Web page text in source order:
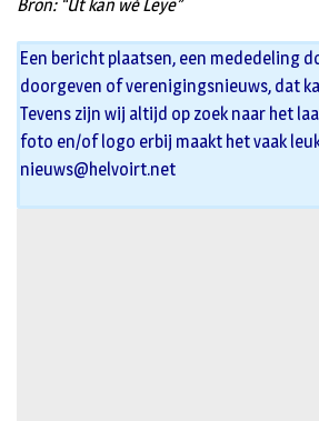
Bron: “Ut kan wè Leye”
Een bericht plaatsen, een mededeling
doorgeven of verenigingsnieuws, dat
Tevens zijn wij altijd op zoek naar het
foto en/of logo erbij maakt het vaak
nieuws@helvoirt.net